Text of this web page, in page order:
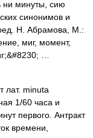
ни минуты, сию
синонимов и
Н. Абрамова, М.:
миг, момент,
…
minuta
1/60 часа и
первого. Антракт
времени,